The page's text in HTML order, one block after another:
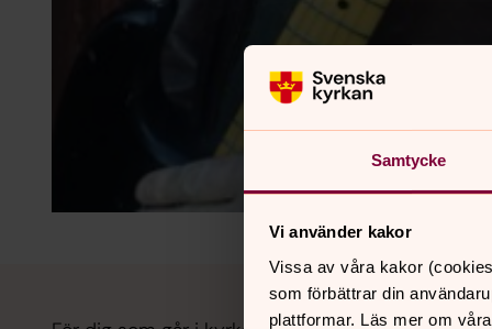
Samtycke
Vi använder kakor
Vissa av våra kakor
som förbättrar din
plattformar. Läs mer om